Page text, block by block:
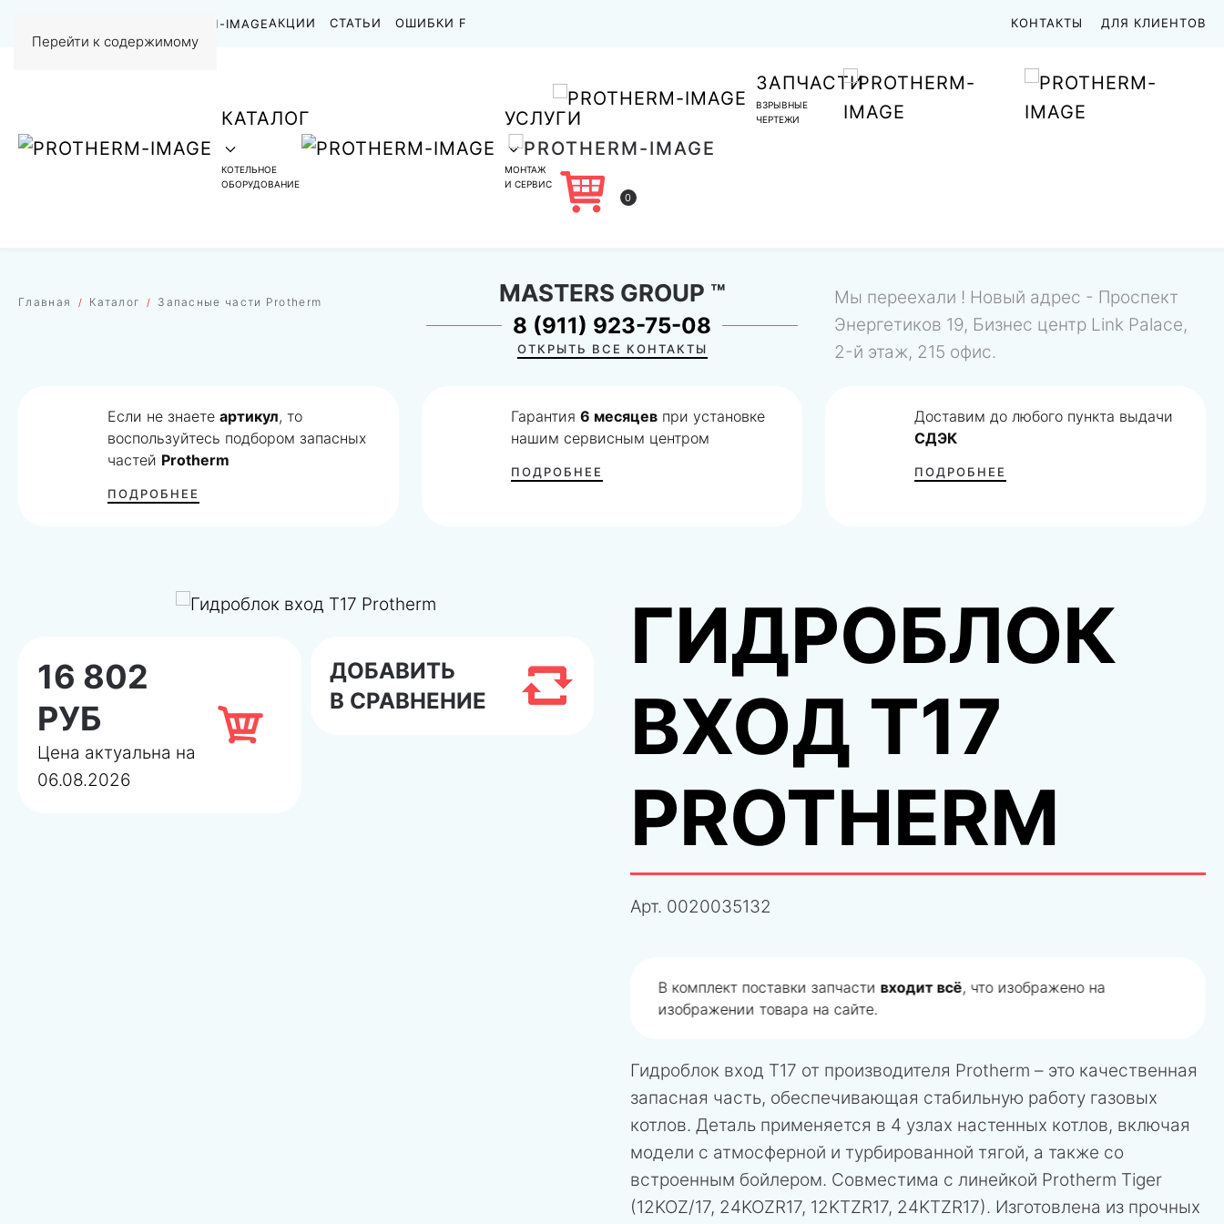
Перейти к содержимому
АКЦИИ СТАТЬИ ОШИБКИ F КОНТАКТЫ ДЛЯ КЛИЕНТОВ
КАТАЛОГ
КОТЕЛЬНОЕ
ОБОРУДОВАНИЕ
УСЛУГИ
МОНТАЖ
И СЕРВИС
ЗАПЧАСТИ
ВЗРЫВНЫЕ
ЧЕРТЕЖИ
0
Главная Каталог Запасные части Protherm MASTERS GROUP ™
8 (911) 923-75-08
ОТКРЫТЬ ВСЕ КОНТАКТЫ
Мы переехали ! Новый адрес - Проспект
Энергетиков 19, Бизнес центр Link Palace,
2-й этаж, 215 офис.
Если не знаетеартикул, то
воспользуйтесь подбором запасных
частей Protherm
ПОДРОБНЕЕ
Гарантия6 месяцев при установке
нашим сервисным центром
ПОДРОБНЕЕ
Доставим до любого пункта выдачи
СДЭК
ПОДРОБНЕЕ
16 802
РУБ
Цена актуальна на
06.08.2026
ДОБАВИТЬ
В СРАВНЕНИЕ
ГИДРОБЛОК
ВХОД T17
PROTHERM
Арт. 0020035132
В комплект поставки запчасти входит всё, что изображено на
изображении товара на сайте.
Гидроблок вход T17 от производителя Protherm – это качественная
запасная часть, обеспечивающая стабильную работу газовых
котлов. Деталь применяется в 4 узлах настенных котлов, включая
модели с атмосферной и турбированной тягой, а также со
встроенным бойлером. Совместима с линейкой Protherm Tiger
(12KOZ/17, 24KOZR17, 12KTZR17, 24KTZR17). Изготовлена из прочных